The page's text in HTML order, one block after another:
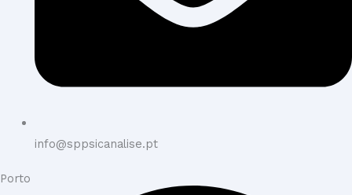
info@sppsicanalise.pt
Porto